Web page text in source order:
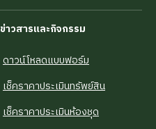
ข่าวสารและกิจกรรม
ดาวน์โหลดแบบฟอร์ม
เช็คราคาประเมินทรัพย์สิน
เช็คราคาประเมินห้องชุด